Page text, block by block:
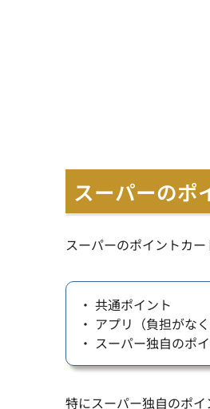
スーパーのポ
スーパーのポイントカー
・ 共通ポイント
・ アプリ（負担がな
・ スーパー独自のポ
特にスーパー独自のポイ